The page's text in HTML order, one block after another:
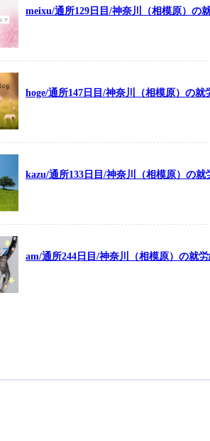
meixu/通所129日目/神奈川（相模原）の
hoge/通所147日目/神奈川（相模原）の
kazu/通所133日目/神奈川（相模原）の
am/通所244日目/神奈川（相模原）の就